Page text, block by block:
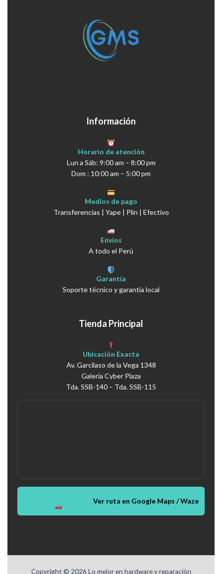
Información
Horario de atención
Lun a Sáb: 9:00 am – 8:00 pm
Dom : 10:00 am – 5:00 pm
Medios de pago
Transferencias | Yape | Plin | Efectivo
Envíos
A todo el Perú
Garantía
Soporte técnico y garantía local
Tienda Principal
Ubicación Exacta
Av. Garcilaso de la Vega 1348
Galería Cyber Plaza
Tda. SSB-140 – Tda. SSB-115
Ver ruta en Google Maps / Waze
Copyright © 2026 Lo mejor en hardware y reparación